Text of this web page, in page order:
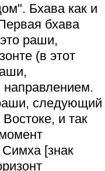
Бхава как и
бхава
раши,
(в этот
следующий
и так
[знак